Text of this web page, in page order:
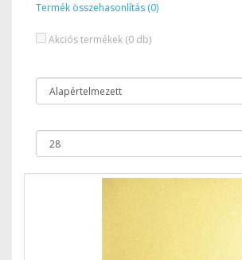
Termék összehasonlítás (0)
Akciós termékek (0 db)